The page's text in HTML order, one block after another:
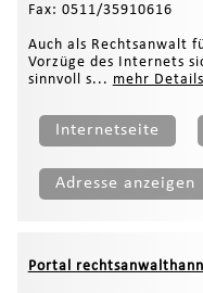
Fax: 0511/35910616
Auch als Rechtsanwalt
Vorzüge des Internets
sinnvoll s... mehr Details
Internetseite
Adresse anzeigen
Portal